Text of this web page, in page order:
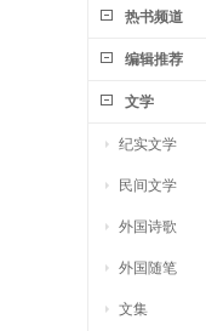
热书频道
编辑推荐
文学
纪实文学
民间文学
外国诗歌
外国随笔
文集